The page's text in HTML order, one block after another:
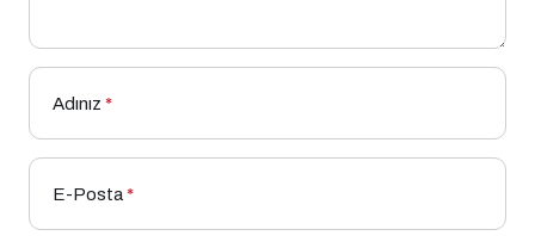
Adınız *
E-Posta*